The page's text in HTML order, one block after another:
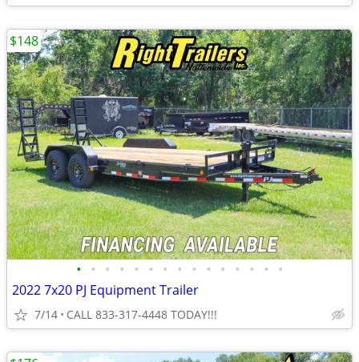
• • • • • • • • • • • • • • •
2022 7x20 PJ Equipment Trailer
7/14 CALL 833-317-4448 TODAY!!!
$148